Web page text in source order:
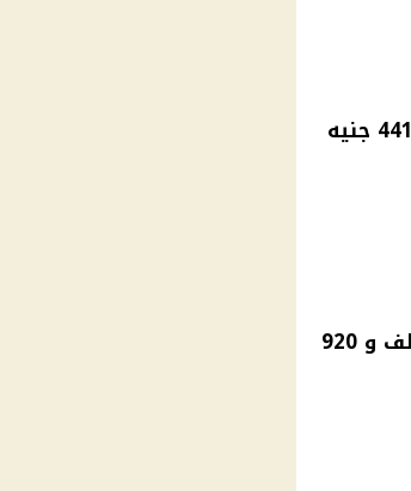
فيما حققت سعر الذهب اليوم الأحد بالتحديث الجديد عيار 24 نحو 4417 جنيه
ووصل سعر الجنيه الذهب اليوم الأحد في التحديث الجديد إلى 30 الف و 920